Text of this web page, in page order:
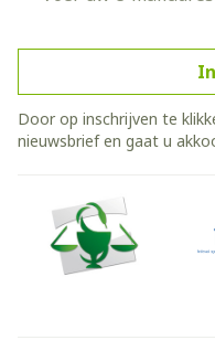
Door op inschrijven te
nieuwsbrief en gaat u